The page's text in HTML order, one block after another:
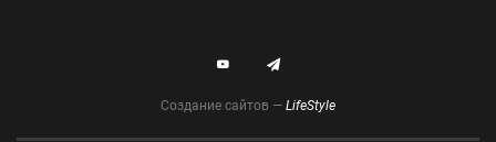
Создание сайтов — LifeStyle